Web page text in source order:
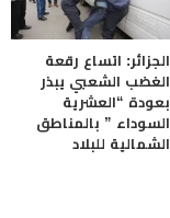
الجزائر: اتساع رقعة
الغضب الشعبي يبذر
بعودة “العشرية
السوداء ” بالمناطق
الشمالية للبلاد